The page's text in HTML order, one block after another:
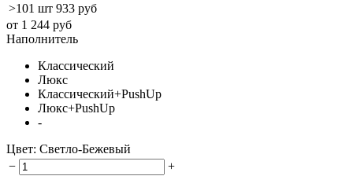
>101 шт 933 руб
от 1 244 руб
Наполнитель
Классический
Люкс
Классический+PushUp
Люкс+PushUp
-
Цвет: Светло-Бежевый
−
+